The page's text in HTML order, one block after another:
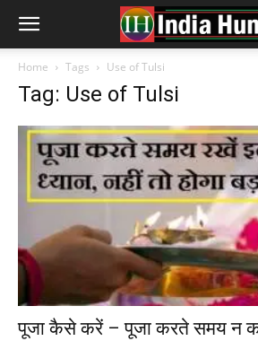
Home Tags Use of Tulsi
Tag: Use of Tulsi
पूजा कैसे करें – पूजा करते समय न